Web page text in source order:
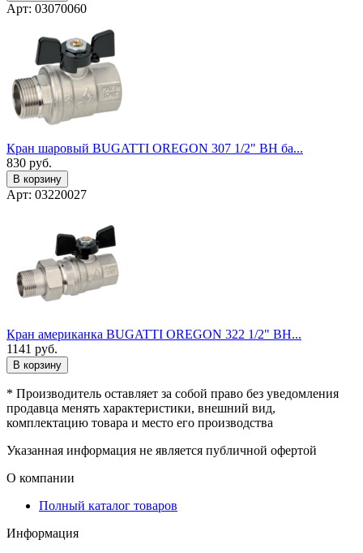
Арт: 03070060
Кран шаровый BUGATTI OREGON 307 1/2" ВН ба...
830 руб.
В корзину
Арт: 03220027
Кран американка BUGATTI OREGON 322 1/2" ВН...
1141 руб.
В корзину
* Производитель оставляет за собой право без уведомления
продавца менять характеристики, внешний вид,
комплектацию товара и место его производства
Указанная информация не является публичной офертой
О компании
Полный каталог товаров
Информация